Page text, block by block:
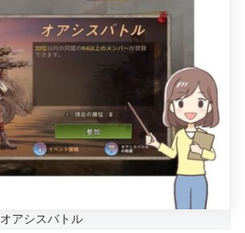
オアシスバトル